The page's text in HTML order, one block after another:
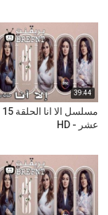
39:44
عشر - HD